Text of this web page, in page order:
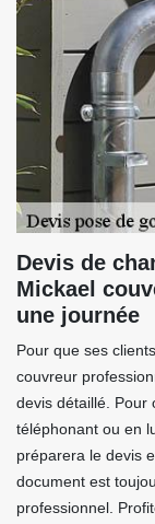
Devis de
Mickael
une journée
Pour que ses
couvreur
devis détaillé. Pour
téléphonant ou en
préparera le devis
document est
professionnel.